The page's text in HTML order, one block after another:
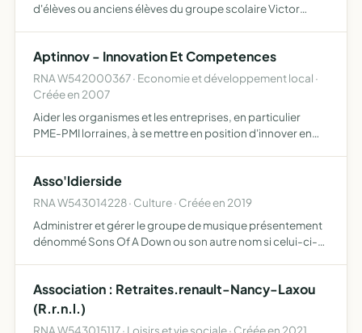
d'élèves ou anciens élèves du groupe scolaire Victor
Aptinnov - Innovation Et Competences
RNA W542000367 · Economie et développement local ·
Créée en 2007
Aider les organismes et les entreprises, en particulier
PME-PMI lorraines, à se mettre en position d'innover en
Asso'ldierside
RNA W543014228 · Culture · Créée en 2019
Administrer et gérer le groupe de musique présentement
dénommé Sons Of A Down ou son autre nom si celui-ci-ci
Association : Retraites.renault-Nancy-Laxou
(R.r.n.l.)
RNA W543015117 · Loisirs et vie sociale · Créée en 2021